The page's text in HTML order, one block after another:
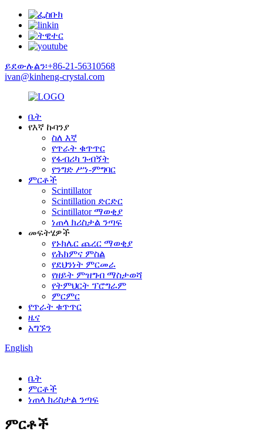
ይደውሉልን፡+86-21-56310568
ivan@kinheng-crystal.com
ቤት
የእኛ ኩባንያ
ስለ እኛ
የጥራት ቁጥጥር
የፋብሪካ ጉብኝት
የንግድ ሥነ-ምግባር
ምርቶች
Scintillator
Scintillation ድርድር
Scintillator ማወቂያ
ነጠላ ክሪስታል ንጣፍ
መፍትሄዎች
የኑክሌር ጨረር ማወቂያ
የሕክምና ምስል
የደህንነት ምርመራ
የዘይት ምዝግብ ማስታወሻ
የትምህርት ፕሮግራም
ምርምር
የጥራት ቁጥጥር
ዜና
አግኙን
English
ቤት
ምርቶች
ነጠላ ክሪስታል ንጣፍ
ምርቶች